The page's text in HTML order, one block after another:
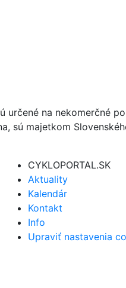
určené na nekomerčné
sú majetkom
CYKLOPORTAL.SK
Aktuality
Kalendár
Kontakt
Info
Upraviť nastavenia